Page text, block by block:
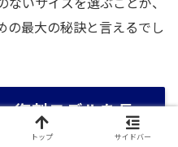
の最大の秘訣と言えるでし
復刻モデルを長
ンテナンス
トップ サイドバー